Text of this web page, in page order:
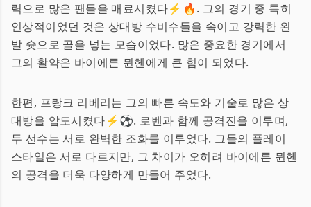
력으로 많은 팬들을 매료시켰다⚡🔥. 그의 경기 중 특히
인상적이었던 것은 상대방 수비수들을 속이고 강력한 왼
발 슛으로 골을 넣는 모습이었다. 많은 중요한 경기에서
그의 활약은 바이에른 뮌헨에게 큰 힘이 되었다.
한편, 프랑크 리베리는 그의 빠른 속도와 기술로 많은 상
대방을 압도시켰다⚡⚽. 로벤과 함께 공격진을 이루며,
두 선수는 서로 완벽한 조화를 이루었다. 그들의 플레이
스타일은 서로 다르지만, 그 차이가 오히려 바이에른 뮌헨
의 공격을 더욱 다양하게 만들어 주었다.